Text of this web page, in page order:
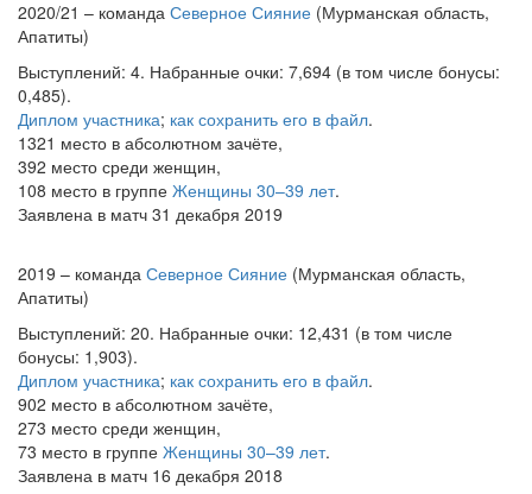
2020/21 – команда Северное Сияние (Мурманская область,
Апатиты)
Выступлений: 4. Набранные очки: 7,694 (в том числе бонусы:
0,485).
Диплом участника; как сохранить его в файл.
1321 место в абсолютном зачёте,
392 место среди женщин,
108 место в группе Женщины 30–39 лет.
Заявлена в матч 31 декабря 2019
2019 – команда Северное Сияние (Мурманская область,
Апатиты)
Выступлений: 20. Набранные очки: 12,431 (в том числе
бонусы: 1,903).
Диплом участника; как сохранить его в файл.
902 место в абсолютном зачёте,
273 место среди женщин,
73 место в группе Женщины 30–39 лет.
Заявлена в матч 16 декабря 2018